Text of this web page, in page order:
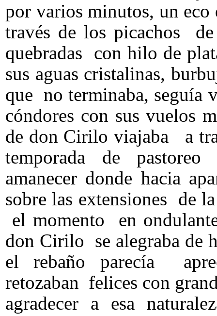
por varios minutos, un
través de los picachos de
quebradas con hilo de
sus aguas cristalinas,
que no terminaba, seguía
cóndores con sus vuelos
de don Cirilo viajaba a
temporada de
amanecer donde hacia
sobre las extensiones de
el momento en
don Cirilo se alegraba de
el rebaño parecía
retozaban felices con
agradecer a esa